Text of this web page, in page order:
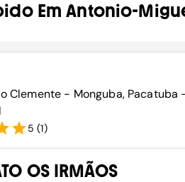
EmAntonio-
Clemente - Monguba, Pacatuba
5 (1)
OS IRMÃOS